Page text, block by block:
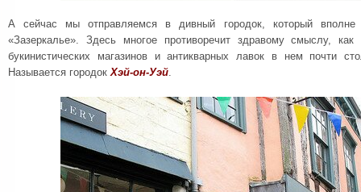
А сейчас мы отправляемся в дивный городок, который
«Зазеркалье». Здесь многое противоречит здравому смыслу,
букинистических магазинов и антикварных лавок в нем почти
Называется городокХэй-он-Уэй.